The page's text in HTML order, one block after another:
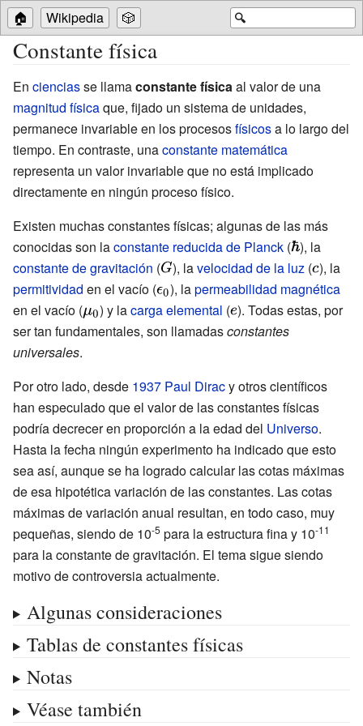
🔍
🏠 Wikipedia 🎲
Constante física
En cienciasse llamaconstante física al valor de una
magnitud físicaque, fijado un sistema de unidades,
permanece invariable en los procesosfísicosa lo largo del
tiempo. En contraste, unaconstante matemática
representa un valor invariable que no está implicado
directamente en ningún proceso físico.
Existen muchas constantes físicas; algunas de las más
conocidas son laconstante reducida de Planck (
\hbar }
), la
constante de gravitación ({\displaystyle
G}
), lavelocidad de la luz (
c}
), la
permitividad en el vacío ({\displaystyle
\epsilon _{0}}
), lapermeabilidad magnética
en el vacío ({\displaystyle
\mu _{0}}
) y lacarga elemental ({\displaystyle
e}
). Todas estas, por
ser tan fundamentales, son llamadasconstantes
universales.
Por otro lado, desde 1937 Paul Diracy otros científicos
han especulado que el valor de las constantes físicas
podría decrecer en proporción a la edad del Universo.
Hasta la fecha ningún experimento ha indicado que esto
sea así, aunque se ha logrado calcular las cotas máximas
de esa hipotética variación de las constantes. Las cotas
máximas de variación anual resultan, en todo caso, muy
pequeñas, siendo de 10-5 para la estructura fina y 10-11
para la constante de gravitación. El tema sigue siendo
motivo de controversia actualmente.
Algunas consideraciones
Tablas de constantes físicas
Notas
Véase también